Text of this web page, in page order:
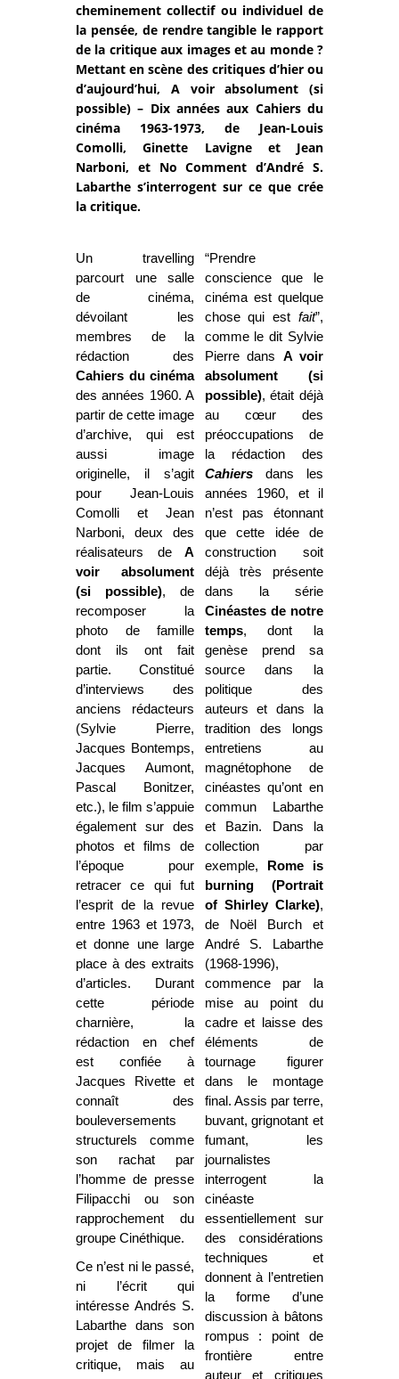
cheminement collectif ou individuel de
la pensée, de rendre tangible le rapport
de la critique aux images et au monde ?
Mettant en scène des critiques d’hier ou
d’aujourd’hui, A voir absolument (si
possible) – Dix années aux Cahiers du
cinéma 1963-1973, de Jean-Louis
Comolli, Ginette Lavigne et Jean
Narboni, et No Comment d’André S.
Labarthe s’interrogent sur ce que crée
la critique.
Un travelling
parcourt une salle
de cinéma,
dévoilant les
membres de la
rédaction des
Cahiers du cinéma
des années 1960. A
partir de cette image
d’archive, qui est
aussi image
originelle, il s’agit
pour Jean-Louis
Comolli et Jean
Narboni, deux des
réalisateurs deA
voir absolument
(si possible), de
recomposer la
photo de famille
dont ils ont fait
partie. Constitué
d’interviews des
anciens rédacteurs
(Sylvie Pierre,
Jacques Bontemps,
Jacques Aumont,
Pascal Bonitzer,
etc.), le film s’appuie
également sur des
photos et films de
l’époque pour
retracer ce qui fut
l’esprit de la revue
entre 1963 et 1973,
et donne une large
place à des extraits
d’articles. Durant
cette période
charnière, la
rédaction en chef
est confiée à
Jacques Rivette et
connaît des
bouleversements
structurels comme
son rachat par
l’homme de presse
Filipacchi ou son
rapprochement du
groupe Cinéthique.
Ce n’est ni le passé,
ni l’écrit qui
intéresse Andrés S.
Labarthe dans son
projet de filmer la
critique, mais au
“Prendre
conscience que le
cinéma est quelque
chose qui est fait”,
comme le dit Sylvie
Pierre dans A voir
absolument (si
possible), était déjà
au cœur des
préoccupations de
la rédaction des
Cahiers dans les
années 1960, et il
n’est pas étonnant
que cette idée de
construction soit
déjà très présente
dans la série
Cinéastes de notre
temps, dont la
genèse prend sa
source dans la
politique des
auteurs et dans la
tradition des longs
entretiens au
magnétophone de
cinéastes qu’ont en
commun Labarthe
et Bazin. Dans la
collection par
exemple,
Rome is
burning (Portrait
of Shirley Clarke),
de Noël Burch et
André S. Labarthe
(1968-1996),
commence par la
mise au point du
cadre et laisse des
éléments de
tournage figurer
dans le montage
final. Assis par terre,
buvant, grignotant et
fumant, les
journalistes
interrogent la
cinéaste
essentiellement sur
des considérations
techniques et
donnent à l’entretien
la forme d’une
discussion à bâtons
rompus : point de
frontière entre
auteur et critiques